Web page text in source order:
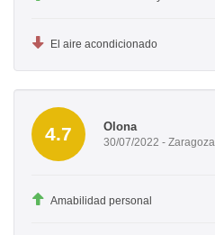
El aire acondicionado
4.7 Olona
30/07/2022 - Zaragoza
Amabilidad personal